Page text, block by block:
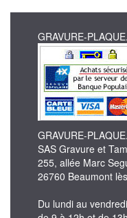
GRAVURE-
GRAVURE-
SAS Gravure et
255, allée Marc
26760 Beaumont
Du lundi au vendredi